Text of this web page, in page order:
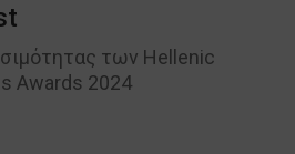
των Hellenic
Awards 2024